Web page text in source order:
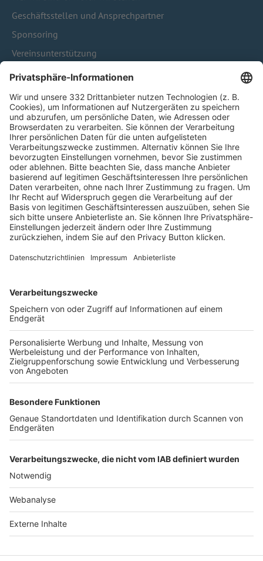
Geschäftsstellen und Ansprechpartner
Sponsoring
Vereinsunterstützung
Infothek
HÄUFIG BESUCHTE SEITEN
Pässe und Vereinswechsel
Trainerausbildung
Schulungsangebot Vereinsmitarbeiter
BFV-Geschäftsstellen
Trainerbörse
Login SpielPlus
TOP-VEREINE
TOP-PARTNER
Nutzungsbedingungen Datenschutz Impressum